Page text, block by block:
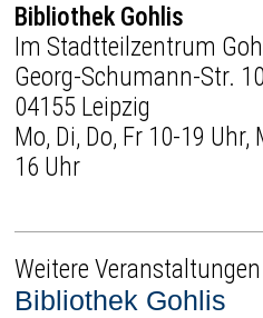
Bibliothek Gohlis
Im Stadtteilzentrum
Georg-Schumann-Str.
04155 Leipzig
Mo, Di, Do, Fr 10-19 Uhr,
16 Uhr
Weitere
Bibliothek Gohlis